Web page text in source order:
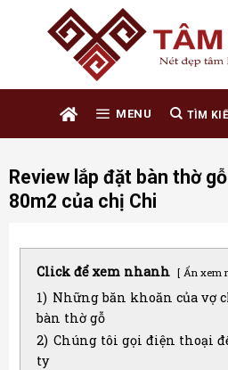
MENU
Review lắp đặt bàn thờ
80m2 của chị Chi
Click để xem nhanh Ẩn xem
1) Những băn khoăn của vợ
bàn thờ gỗ
2) Chúng tôi gọi điện thoại
ty